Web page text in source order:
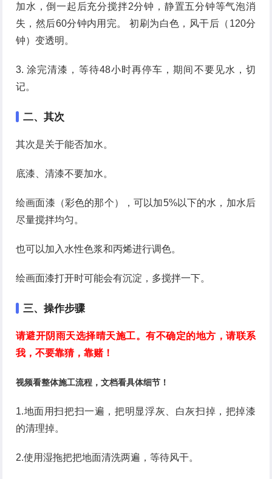
加水，倒一起后充分搅拌2分钟，静置五分钟等气泡消
失，然后60分钟内用完。 初刷为白色，风干后（120分
钟）变透明。
3. 涂完清漆，等待48小时再停车，期间不要见水，切
记。
二、其次
其次是关于能否加水。
底漆、清漆不要加水。
绘画面漆（彩色的那个），可以加5%以下的水，加水后
尽量搅拌均匀。
也可以加入水性色浆和丙烯进行调色。
绘画面漆打开时可能会有沉淀，多搅拌一下。
三、操作步骤
请避开阴雨天选择晴天施工。有不确定的地方，请联系
我，不要靠猜，靠赌！
视频看整体施工流程，文档看具体细节！
1.地面用扫把扫一遍，把明显浮灰、白灰扫掉，把掉漆
的清理掉。
2.使用湿拖把把地面清洗两遍，等待风干。